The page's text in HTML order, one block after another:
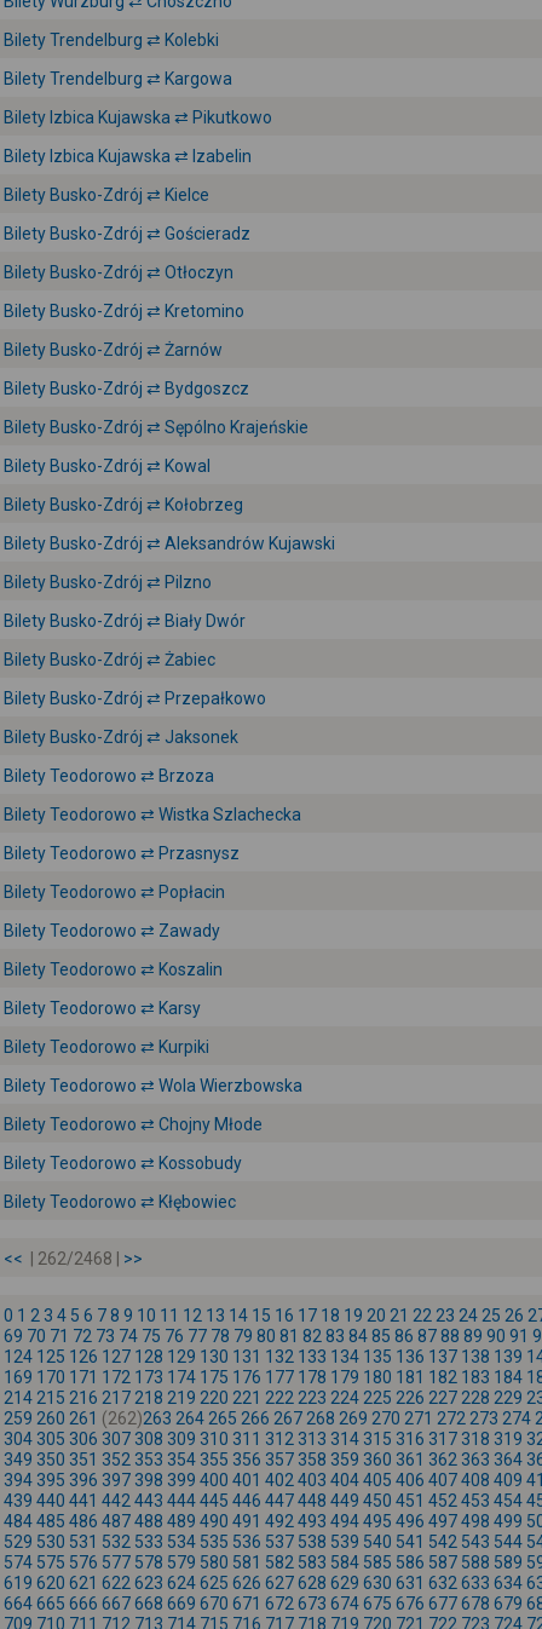
Bilety Trendelburg ⇄ Kolebki
Bilety Trendelburg ⇄ Kargowa
Bilety Izbica Kujawska ⇄ Pikutkowo
Bilety Izbica Kujawska ⇄ Izabelin
Bilety Busko-Zdrój ⇄ Kielce
Bilety Busko-Zdrój ⇄ Gościeradz
Bilety Busko-Zdrój ⇄ Otłoczyn
Bilety Busko-Zdrój ⇄ Kretomino
Bilety Busko-Zdrój ⇄ Żarnów
Bilety Busko-Zdrój ⇄ Bydgoszcz
Bilety Busko-Zdrój ⇄ Sępólno Krajeńskie
Bilety Busko-Zdrój ⇄ Kowal
Bilety Busko-Zdrój ⇄ Kołobrzeg
Bilety Busko-Zdrój ⇄ Aleksandrów Kujawski
Bilety Busko-Zdrój ⇄ Pilzno
Bilety Busko-Zdrój ⇄ Biały Dwór
Bilety Busko-Zdrój ⇄ Żabiec
Bilety Busko-Zdrój ⇄ Przepałkowo
Bilety Busko-Zdrój ⇄ Jaksonek
Bilety Teodorowo ⇄ Brzoza
Bilety Teodorowo ⇄ Wistka Szlachecka
Bilety Teodorowo ⇄ Przasnysz
Bilety Teodorowo ⇄ Popłacin
Bilety Teodorowo ⇄ Zawady
Bilety Teodorowo ⇄ Koszalin
Bilety Teodorowo ⇄ Karsy
Bilety Teodorowo ⇄ Kurpiki
Bilety Teodorowo ⇄ Wola Wierzbowska
Bilety Teodorowo ⇄ Chojny Młode
Bilety Teodorowo ⇄ Kossobudy
Bilety Teodorowo ⇄ Kłębowiec
<< | 262/2468 | >>
0 1 2 3 4 5 6 78 9 10 11 12 13 14 15 16 17 18 19 20 21 22 23 24 25 26
69 70 71 72 73 74 75 76 77 78 79 80 81 82 83 8485 86 8788 89 90 91
124 125 126 127 128 129 130 131 132 133 134 135 136 137 138 139
169 170 171 172 173 174 175 176 177 178 179 180 181 182 183 184
214 215 216 217 218 219 220 221 222 223 224 225 226 227 228 229
259 260 261 (262)263 264 265 266 267 268 269 270 271 272 273 274
304 305 306 307 308 309 310 311 312 313 314 315 316 317 318 319
349 350 351 352 353 354 355 356 357 358 359 360 361 362 363 364
394 395 396 397 398 399 400 401 402 403 404405 406 407408 409
439 440 441 442 443 444445 446 447448 449 450 451 452 453 454
484485 486 487488 489 490 491 492 493 494495 496 497498 499
529 530 531 532 533 534 535 536 537 538 539 540 541 542 543 544
574 575 576 577 578 579 580 581 582 583 584 585 586 587 588 589
619 620 621 622 623 624625 626 627628 629 630 631 632 633 634
664665 666 667668 669 670 671 672 673 674675 676 677678 679
709 710 711 712 713 714 715 716 717 718 719 720 721 722 723 724